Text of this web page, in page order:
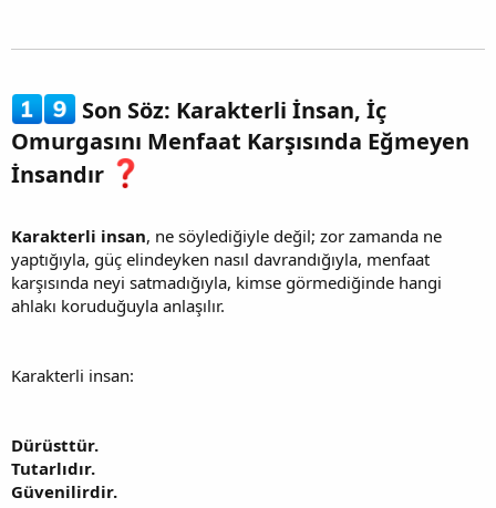
Son Söz: Karakterli İnsan, İç
Omurgasını Menfaat Karşısında Eğmeyen
İnsandır
Karakterli insan, ne söylediğiyle değil; zor zamanda ne
yaptığıyla, güç elindeyken nasıl davrandığıyla, menfaat
karşısında neyi satmadığıyla, kimse görmediğinde hangi
ahlakı koruduğuyla anlaşılır.
Karakterli insan:
Dürüsttür.
Tutarlıdır.
Güvenilirdir.